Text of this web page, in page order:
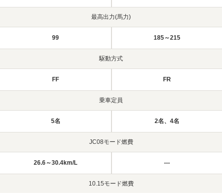
最高出力(馬力)
99 185～215
駆動方式
FF FR
乗車定員
5名 2名、4名
JC08モード燃費
26.6～30.4km/L ---
10.15モード燃費